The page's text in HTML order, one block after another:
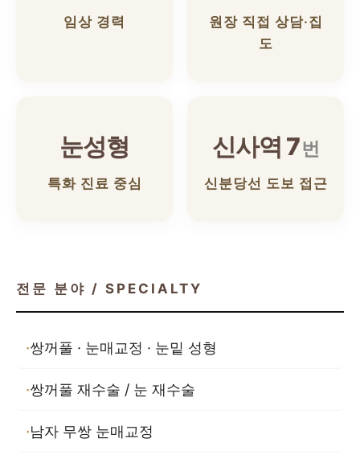
임상 경력
원장 직접 상담·집
도
눈성형
특화 진료 중심
신사역 7번
신분당선 도보 접근
전문 분야 / SPECIALTY
쌍꺼풀 · 눈매교정 · 눈밑 성형
쌍꺼풀 재수술 / 눈 재수술
남자 무쌍 눈매교정